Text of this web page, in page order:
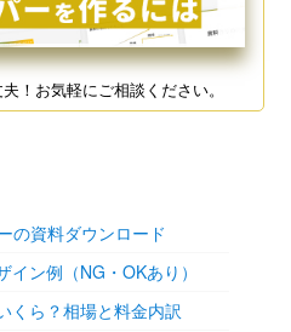
！お気軽にご相談ください。
の資料ダウンロード
ン例（NG・OKあり）
くら？相場と料金内訳